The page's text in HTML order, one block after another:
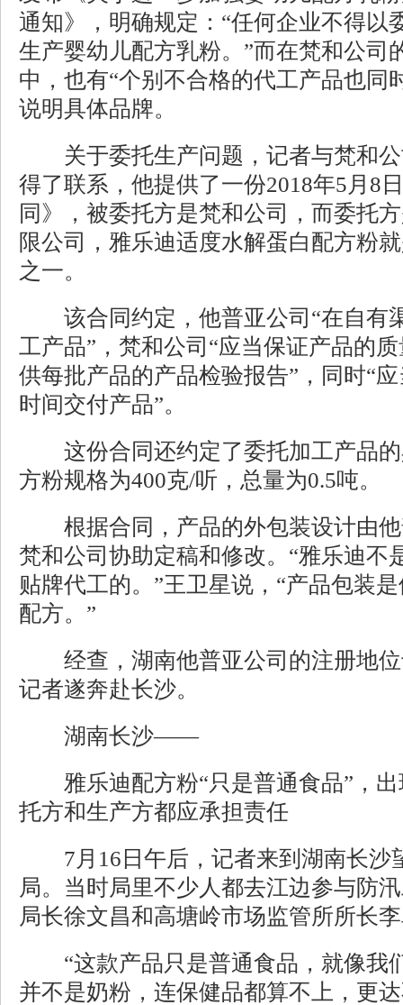
通知》，明确规定：“任何企业不得以
生产婴幼儿配方乳粉。”而在梵和公司
中，也有“个别不合格的代工产品也同
说明具体品牌。
关于委托生产问题，记者与梵和公
得了联系，他提供了一份2018年5月8
同》，被委托方是梵和公司，而委托
限公司，雅乐迪适度水解蛋白配方粉
之一。
该合同约定，他普亚公司“在自有
工产品”，梵和公司“应当保证产品的
供每批产品的产品检验报告”，同时“
时间交付产品”。
这份合同还约定了委托加工产品的
方粉规格为400克/听，总量为0.5吨。
根据合同，产品的外包装设计由他
梵和公司协助定稿和修改。“雅乐迪不
贴牌代工的。”王卫星说，“产品包装
配方。”
经查，湖南他普亚公司的注册地位
记者遂奔赴长沙。
湖南长沙——
雅乐迪配方粉“只是普通食品”，出
托方和生产方都应承担责任
7月16日午后，记者来到湖南长沙
局。当时局里不少人都去江边参与防
局长徐文昌和高塘岭市场监管所所长
“这款产品只是普通食品，就像我
并不是奶粉，连保健品都算不上，更